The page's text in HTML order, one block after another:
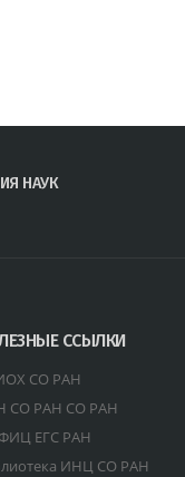
НАУК
ССЫЛКИ
СО РАН
СО РАН СО РАН
ЕГС РАН
ИНЦ СО РАН